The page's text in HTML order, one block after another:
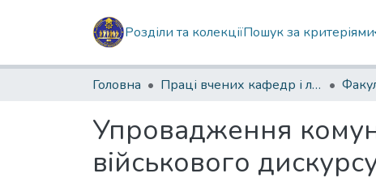
Розділи та колекціїПошук за критеріями
Головна Праці вчених кафедр і лабораторій
Упровадження
військового